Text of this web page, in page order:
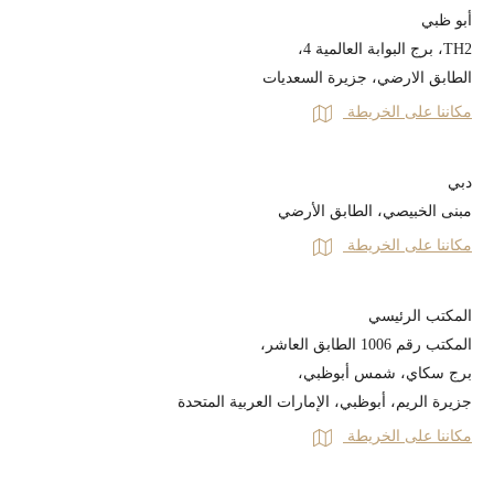
أبو ظبي
TH2، برج البوابة العالمية 4،
الطابق الارضي، جزيرة السعديات
مكاننا على الخريطة
دبي
مبنى الخبيصي، الطابق الأرضي
مكاننا على الخريطة
المكتب الرئيسي
المكتب رقم 1006 الطابق العاشر،
برج سكاي، شمس أبوظبي،
جزيرة الريم، أبوظبي، الإمارات العربية المتحدة
مكاننا على الخريطة